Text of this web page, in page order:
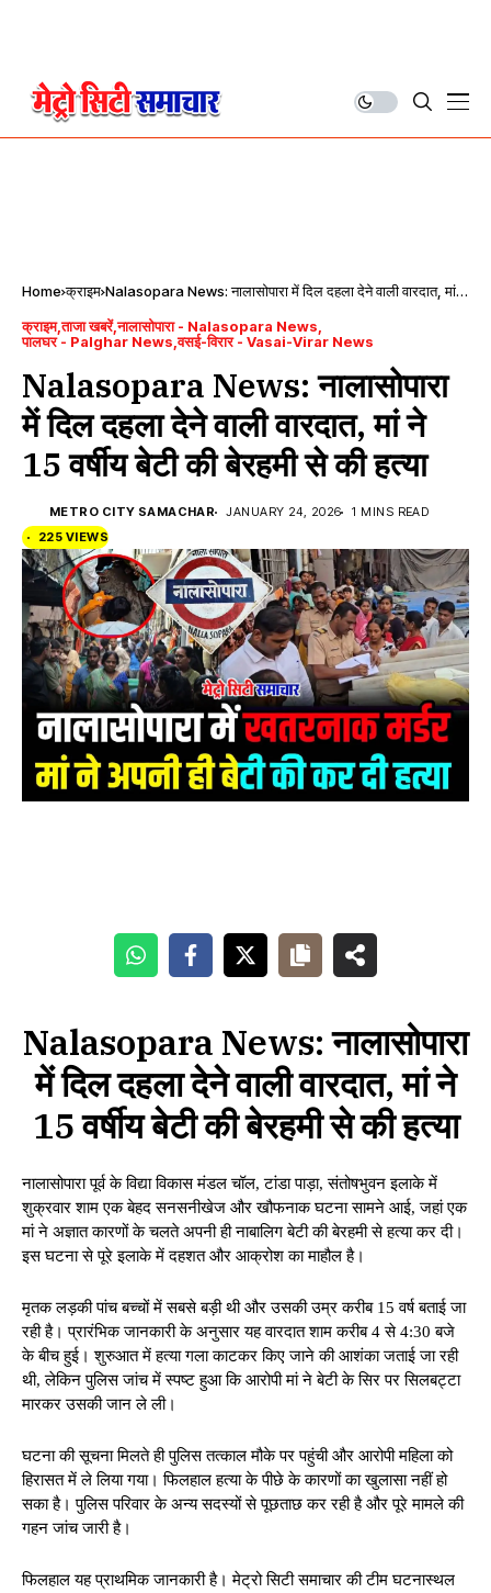
Home क्राइम Nalasopara News: नालासोपारा में दिल दहला देने वाली वारदात, मां ने
क्राइम ताजा खबरें नालासोपारा - Nalasopara News
पालघर - Palghar News वसई-विरार - Vasai-Virar News
Nalasopara News: नालासोपारा
में दिल दहला देने वाली वारदात, मां ने
15 वर्षीय बेटी की बेरहमी से की हत्या
METRO CITY SAMACHAR JANUARY 24, 2026
1 MINS READ
225 VIEWS
Nalasopara News: नालासोपारा
में दिल दहला देने वाली वारदात, मां ने
15 वर्षीय बेटी की बेरहमी से की हत्या
नालासोपारा पूर्व के विद्या विकास मंडल चॉल, टांडा पाड़ा, संतोषभुवन इलाके में
शुक्रवार शाम एक बेहद सनसनीखेज और खौफनाक घटना सामने आई, जहां एक
मां ने अज्ञात कारणों के चलते अपनी ही नाबालिग बेटी की बेरहमी से हत्या कर दी।
इस घटना से पूरे इलाके में दहशत और आक्रोश का माहौल है।
मृतक लड़की पांच बच्चों में सबसे बड़ी थी और उसकी उम्र करीब 15 वर्ष बताई जा
रही है। प्रारंभिक जानकारी के अनुसार यह वारदात शाम करीब 4 से 4:30 बजे
के बीच हुई। शुरुआत में हत्या गला काटकर किए जाने की आशंका जताई जा रही
थी, लेकिन पुलिस जांच में स्पष्ट हुआ कि आरोपी मां ने बेटी के सिर पर सिलबट्टा
मारकर उसकी जान ले ली।
घटना की सूचना मिलते ही पुलिस तत्काल मौके पर पहुंची और आरोपी महिला को
हिरासत में ले लिया गया। फिलहाल हत्या के पीछे के कारणों का खुलासा नहीं हो
सका है। पुलिस परिवार के अन्य सदस्यों से पूछताछ कर रही है और पूरे मामले की
गहन जांच जारी है।
फिलहाल यह प्राथमिक जानकारी है। मेट्रो सिटी समाचार की टीम घटनास्थल